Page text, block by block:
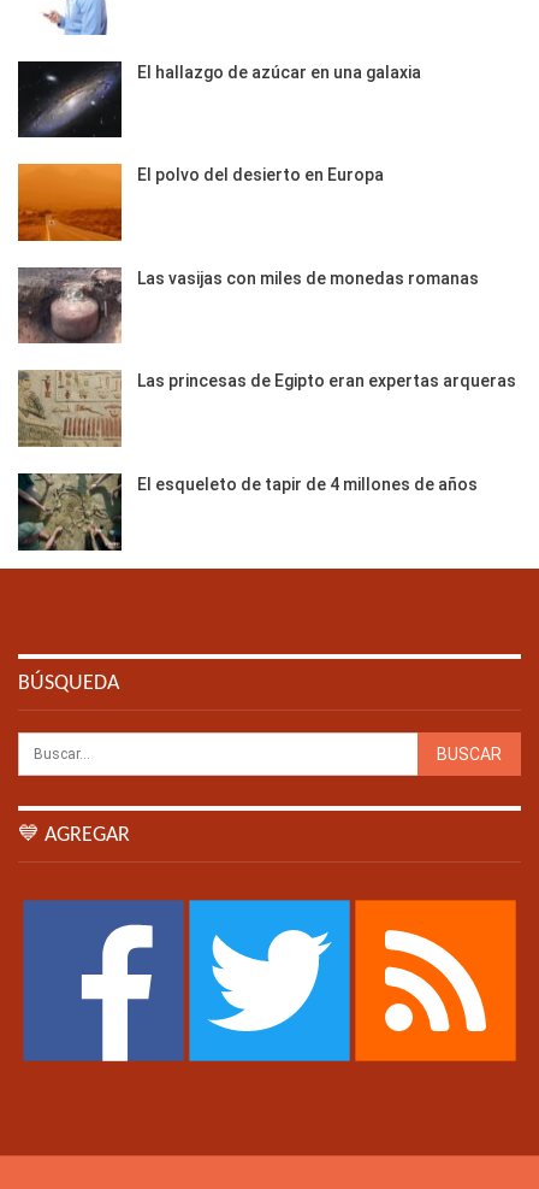
El hallazgo de azúcar en una galaxia
El polvo del desierto en Europa
Las vasijas con miles de monedas romanas
Las princesas de Egipto eran expertas arqueras
El esqueleto de tapir de 4 millones de años
BÚSQUEDA
💙 AGREGAR